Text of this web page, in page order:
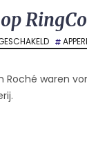
VOOR
NATE
Roché waren